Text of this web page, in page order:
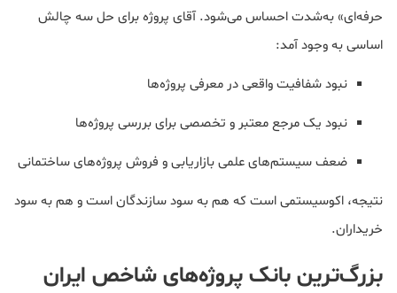
حرفه‌ای» به‌شدت احساس می‌شود. آقای پروژه برای حل سه چالش
اساسی به وجود آمد:
نبود شفافیت واقعی در معرفی پروژه‌ها
نبود یک مرجع معتبر و تخصصی برای بررسی پروژه‌ها
ضعف سیستم‌های علمی بازاریابی و فروش پروژه‌های ساختمانی
نتیجه، اکوسیستمی است که هم به سود سازندگان است و هم به سود
خریداران.
بزرگ‌ترین بانک پروژه‌های شاخص ایران